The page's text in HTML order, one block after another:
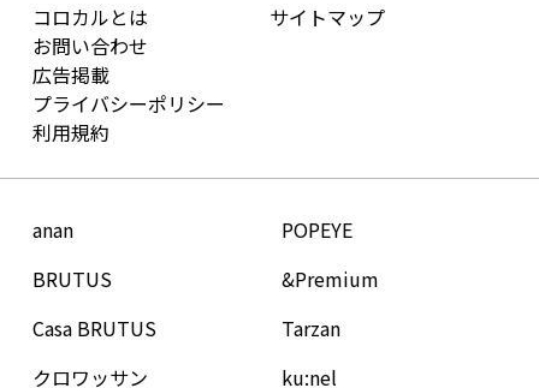
コロカルとは
お問い合わせ
広告掲載
プライバシーポリシー
利用規約
サイトマップ
anan
BRUTUS
Casa BRUTUS
クロワッサン
POPEYE
&Premium
Tarzan
ku:nel